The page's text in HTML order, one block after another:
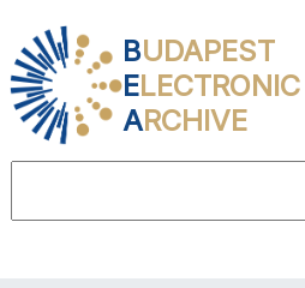
BUDAPEST
ELECTRONIC
ARCHIVE